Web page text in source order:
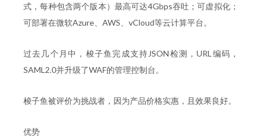
式，每种包含两个版本）最高可达4Gbps吞吐；可虚拟化；
可部署在微软Azure、AWS、vCloud等云计算平台。
过去几个月中，梭子鱼完成支持JSON检测，URL编码，
SAML2.0并升级了WAF的管理控制台。
梭子鱼被评价为挑战者，因为产品价格实惠，且效果良好。
优势